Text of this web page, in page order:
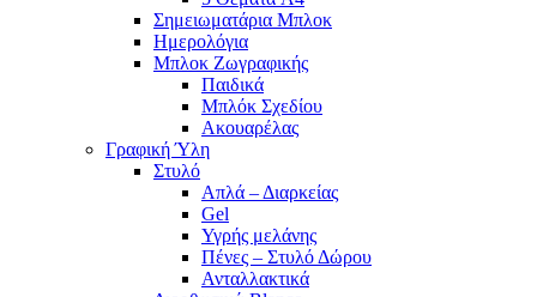
Σημειωματάρια Μπλοκ
Ημερολόγια
Μπλοκ Ζωγραφικής
Παιδικά
Μπλόκ Σχεδίου
Ακουαρέλας
Γραφική Ύλη
Στυλό
Απλά – Διαρκείας
Gel
Υγρής μελάνης
Πένες – Στυλό Δώρου
Ανταλλακτικά